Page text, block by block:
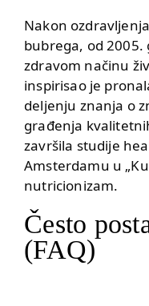
Nakon
bubrega, od 2005.
zdravom načinu
inspirisao je
deljenju znanja o
građenja
završila studije
Amsterdamu u
nutricionizam.
Često
(FAQ)